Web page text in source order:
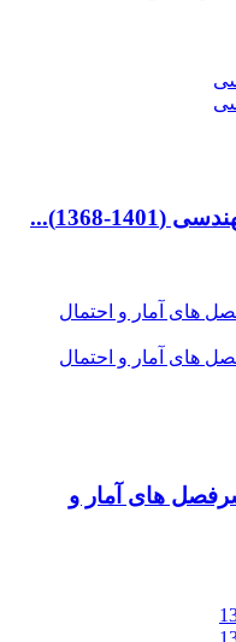
1368)...
های آمار و